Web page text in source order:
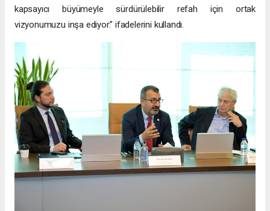
kapsayıcı büyümeyle sürdürülebilir refah için ortak
vizyonumuzu inşa ediyor.” ifadelerini kullandı.